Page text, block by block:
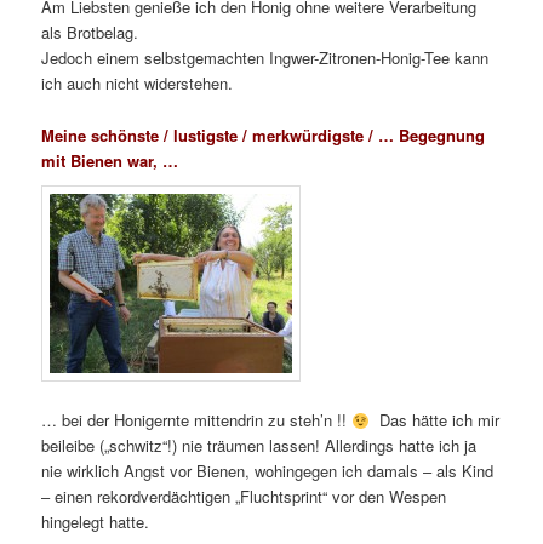
Am Liebsten genieße ich den Honig ohne weitere Verarbeitung
als Brotbelag.
Jedoch einem selbstgemachten Ingwer-Zitronen-Honig-Tee kann
ich auch nicht widerstehen.
Meine schönste / lustigste / merkwürdigste / … Begegnung
mit Bienen war, …
… bei der Honigernte mittendrin zu steh’n !!
Das hätte ich mir
beileibe („schwitz“!) nie träumen lassen! Allerdings hatte ich ja
nie wirklich Angst vor Bienen, wohingegen ich damals – als Kind
– einen rekordverdächtigen „Fluchtsprint“ vor den Wespen
hingelegt hatte.